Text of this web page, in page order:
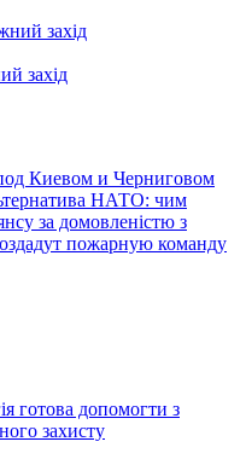
захід
Киевом и Черниговом
НАТО: чим
за домовленістю з
пожарную команду
готова допомогти з
захисту